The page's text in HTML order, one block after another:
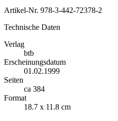
Artikel-Nr. 978-3-442-72378-2
Technische Daten
Verlag
btb
Erscheinungsdatum
01.02.1999
Seiten
ca 384
Format
18.7 x 11.8 cm